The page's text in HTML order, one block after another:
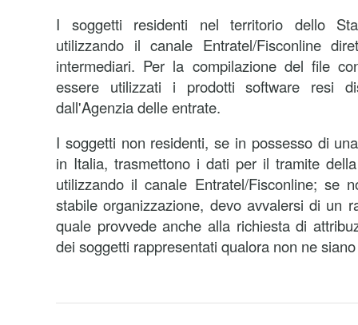
I soggetti residenti nel territorio dello
utilizzando il canale Entratel/Fisconline
intermediari. Per la compilazione del file
essere utilizzati i prodotti software resi
dall'Agenzia delle entrate.
I soggetti non residenti, se in possesso di
in Italia, trasmettono i dati per il tramite
utilizzando il canale Entratel/Fisconline; se
stabile organizzazione, devo avvalersi di un
quale provvede anche alla richiesta di
dei soggetti rappresentati qualora non ne